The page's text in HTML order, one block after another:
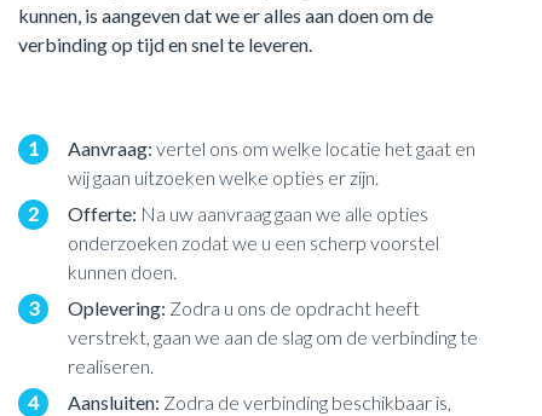
kunnen, is aangeven dat we er alles aan doen om de
verbinding op tijd en snel te leveren.
1 Aanvraag: vertel ons om welke locatie het gaat en
wij gaan uitzoeken welke opties er zijn.
2
Offerte: Na uw aanvraag gaan we alle opties
onderzoeken zodat we u een scherp voorstel
kunnen doen.
3
Oplevering: Zodra u ons de opdracht heeft
verstrekt, gaan we aan de slag om de verbinding te
realiseren.
4
Aansluiten: Zodra de verbinding beschikbaar is,